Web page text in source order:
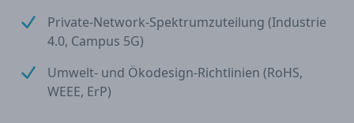
Private-Network-Spektrumzuteilung (Industrie
4.0, Campus 5G)
Umwelt- und Ökodesign-Richtlinien (RoHS,
WEEE, ErP)